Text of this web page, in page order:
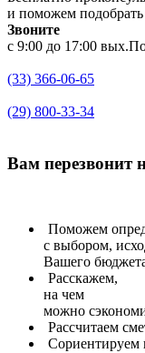
и поможем
Звоните
с 9:00 до 17:00
(33) 366-06-65
(29) 800-33-34
Вам перезвонит
Поможем
с выбором,
Вашего
Расскажем,
на чем
можно
Рассчитаем
Сориентируем